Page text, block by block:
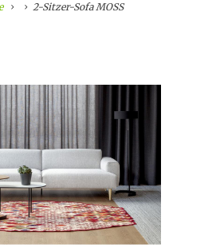
2-Sitzer-Sofa MOSS